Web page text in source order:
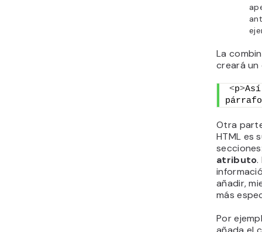
La
creará un
<p>Así
párrafo
Otra
HTML es
atributo.
añadir,
más
Por